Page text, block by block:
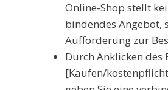
Online-Shop stellt
bindendes Angebot,
Aufforderung zur
Durch Anklicken des
[Kaufen/